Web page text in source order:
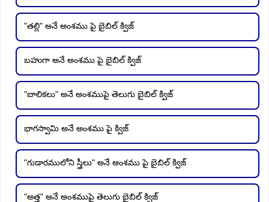
"తల్లి" అనే అంశము పై బైబిల్ క్విజ్
బహుగా అనే అంశము పై బైబిల్ క్విజ్
"బాలికలు" అనే అంశముపై తెలుగు బైబిల్ క్విజ్
భాగస్వామి అనే అంశము పై క్విజ్
"గుడారములోని స్త్రీలు" అనే అంశము పై బైబిల్ క్విజ్
"అత్త" అనే అంశముపై తెలుగు బైబిల్ క్విజ్